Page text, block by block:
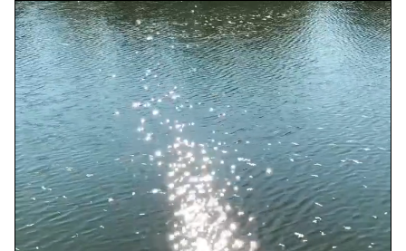
Lire la vidéo